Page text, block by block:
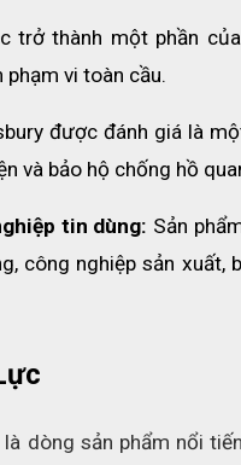
trở thành một phần
phạm vi toàn cầu.
được đánh giá là
và bảo hộ chống hồ
tin dùng: Sản
công nghiệp sản
dòng sản phẩm nổi